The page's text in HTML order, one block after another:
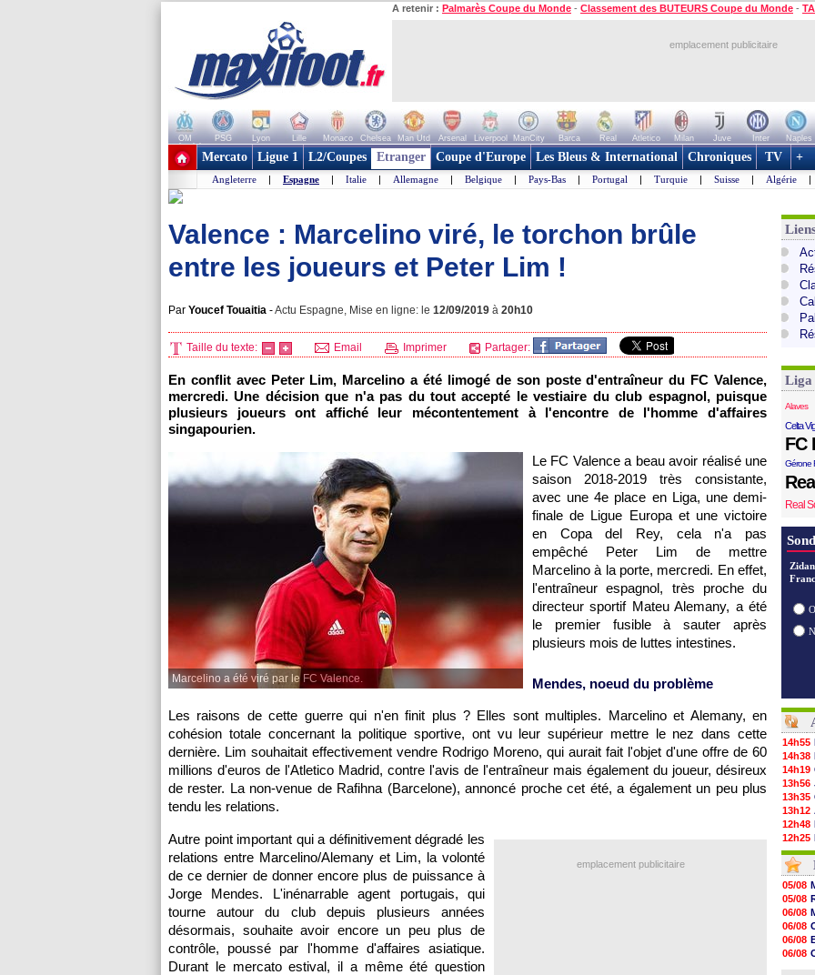
A retenir : Palmarès Coupe du Monde - Classement des BUTEURS Coupe du Monde -
emplacement publicitaire
OM PSG Lyon Lille Monaco Chelsea Man Utd Arsenal Liverpool ManCity Barca Real Atletico Milan Juve Inter Naples
+ de clubs
Mercato Ligue 1 L2/Coupes Etranger Coupe d'Europe Les Bleus & International Chroniques TV +
Angleterre | Espagne | Italie | Allemagne | Belgique | Pays-Bas | Portugal | Turquie | Suisse | Algérie |
Valence : Marcelino viré, le torchon brûle
entre les joueurs et Peter Lim !
Par Youcef Touaitia -Actu Espagne, Mise en ligne: le 12/09/2019 à 20h10
Taille du texte: Email Imprimer Partager:
En conflit avec Peter Lim, Marcelino a été limogé de son poste d'entraîneur du FC Valence,
mercredi. Une décision que n'a pas du tout accepté le vestiaire du club espagnol, puisque
plusieurs joueurs ont affiché leur mécontentement à l'encontre de l'homme d'affaires
singapourien.
Marcelino a été viré par le FC Valence.
Le FC Valence a beau avoir réalisé une
saison 2018-2019 très consistante,
avec une 4e place en Liga, une demi-
finale de Ligue Europa et une victoire
en Copa del Rey, cela n'a pas
empêché Peter Lim de mettre
Marcelino à la porte, mercredi. En effet,
l'entraîneur espagnol, très proche du
directeur sportif Mateu Alemany, a été
le premier fusible à sauter après
plusieurs mois de luttes intestines.
Mendes, noeud du problème
Les raisons de cette guerre qui n'en finit plus ? Elles sont multiples. Marcelino et Alemany, en
cohésion totale concernant la politique sportive, ont vu leur supérieur mettre le nez dans cette
dernière. Lim souhaitait effectivement vendre Rodrigo Moreno, qui aurait fait l'objet d'une offre de 60
millions d'euros de l'Atletico Madrid, contre l'avis de l'entraîneur mais également du joueur, désireux
de rester. La non-venue de Rafihna (Barcelone), annoncé proche cet été, a également un peu plus
tendu les relations.
emplacement publicitaire
Autre point important qui a définitivement dégradé les
relations entre Marcelino/Alemany et Lim, la volonté
de ce dernier de donner encore plus de puissance à
Jorge Mendes. L'inénarrable agent portugais, qui
tourne autour du club depuis plusieurs années
désormais, souhaite avoir encore un peu plus de
contrôle, poussé par l'homme d'affaires asiatique.
Durant le mercato estival, il a même été question
Liga
Alaves
Celta
FC
Gérone
Real
14h55
14h38
14h19
13h56
13h35
13h12
12h48
12h25
12h06
11h53
11h31
11h10
10h52
10h33
10h12
10h09
10h05
05/08
05/08
06/08
06/08
06/08
06/08